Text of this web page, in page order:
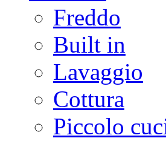
Freddo
Built in
Lavaggio
Cottura
Piccolo